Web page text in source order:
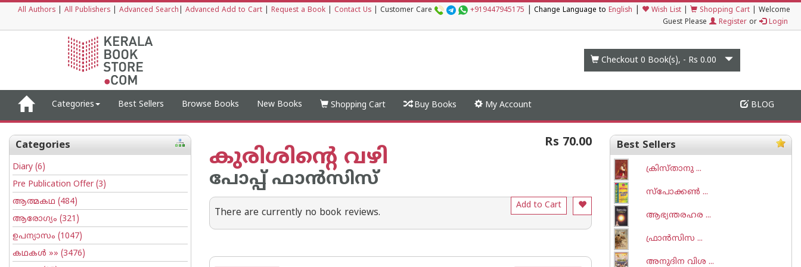
All Authors All Publishers Advanced Search Advanced Add to Cart Request a Book Contact Us Customer Care +919447945175 Change Language to English Wish List Shopping Cart
Welcome
Guest Please
Register or Login
Checkout 0 Book(s), - Rs 0.00
Categories Best Sellers Browse Books New Books Shopping Cart Buy Books My Account BLOG
Categories
Diary (6)
Pre Publication Offer(3)
ആത്മകഥ (484)
ആരോഗ്യം (321)
ഉപന്യാസം (1047)
കഥകള്‍ »» (3476)
കുരിശിന്റെ വഴി
പോപ്പ് ഫാന്‍സിസ്
Rs 70.00
Add to Cart
There are currently no book reviews.
Best Sellers
ക്രിസ്താനു ...
സ്പോക്കണ്‍ ...
ആഭ്യന്തരഹര ...
ഫ്രാന്‍സിസ ...
അനുദിന വിശ ...